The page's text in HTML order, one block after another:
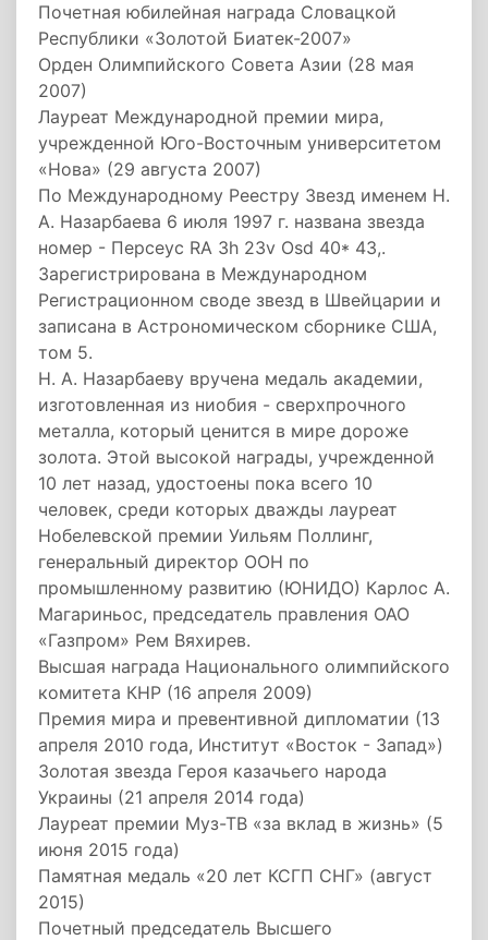
Почетная юбилейная награда Словацкой
Республики «Золотой Биатек-2007»
Орден Олимпийского Совета Азии (28 мая
2007)
Лауреат Международной премии мира,
учрежденной Юго-Восточным университетом
«Нова» (29 августа 2007)
По Международному Реестру Звезд именем Н.
А. Назарбаева 6 июля 1997 г. названа звезда
номер - Персеус RA 3h 23v Osd 40* 43,.
Зарегистрирована в Международном
Регистрационном своде звезд в Швейцарии и
записана в Астрономическом сборнике США,
том 5.
Н. А. Назарбаеву вручена медаль академии,
изготовленная из ниобия - сверхпрочного
металла, который ценится в мире дороже
золота. Этой высокой награды, учрежденной
10 лет назад, удостоены пока всего 10
человек, среди которых дважды лауреат
Нобелевской премии Уильям Поллинг,
генеральный директор ООН по
промышленному развитию (ЮНИДО) Карлос А.
Магариньос, председатель правления ОАО
«Газпром» Рем Вяхирев.
Высшая награда Национального олимпийского
комитета КНР (16 апреля 2009)
Премия мира и превентивной дипломатии (13
апреля 2010 года, Институт «Восток - Запад»)
Золотая звезда Героя казачьего народа
Украины (21 апреля 2014 года)
Лауреат премии Муз-ТВ «за вклад в жизнь» (5
июня 2015 года)
Памятная медаль «20 лет КСГП СНГ» (август
2015)
Почетный председатель Высшего